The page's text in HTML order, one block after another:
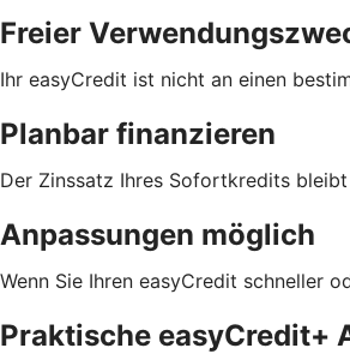
Freier
Ihr easyCredit ist nicht an einen
Planbar finanzieren
Der Zinssatz Ihres Sofortkredits
Anpassungen möglich
Wenn Sie Ihren easyCredit schneller
Praktische easyCredit+